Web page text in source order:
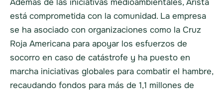
Además de las iniciativas medioambientales, Arista
está comprometida con la comunidad. La empresa
se ha asociado con organizaciones como la Cruz
Roja Americana para apoyar los esfuerzos de
socorro en caso de catástrofe y ha puesto en
marcha iniciativas globales para combatir el hambre,
recaudando fondos para más de 1,1 millones de